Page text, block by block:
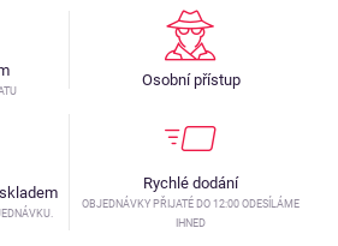
Osobní přístup
Rychlé dodání
OBJEDNÁVKY PŘIJATÉ DO 12:00 ODESÍLÁME
IHNED